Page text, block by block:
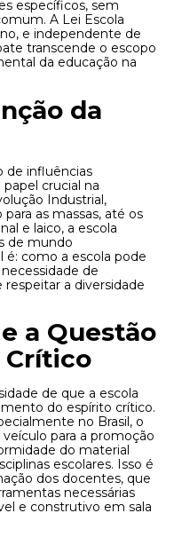
específicos, sem
A Lei Escola
e independente de
transcende o escopo
da educação na
da
de influências
crucial na
Industrial,
as massas, até os
e laico, a escola
de mundo
como a escola pode
de
a diversidade
a Questão
Crítico
de que a escola
do espírito crítico.
no Brasil, o
para a promoção
do material
escolares. Isso é
dos docentes, que
necessárias
e construtivo em sala